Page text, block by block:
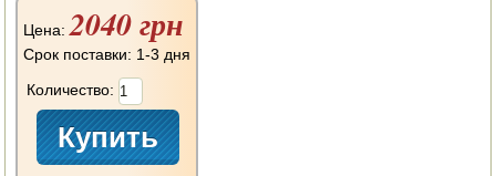
ОБОГРЕВАТЕЛИ
ДРОВОКОЛЫ
ГАЗОВЫЕ БАЛЛОНЫ
Цена:2040 грн
Срок поставки: 1-3 дня
Количество: